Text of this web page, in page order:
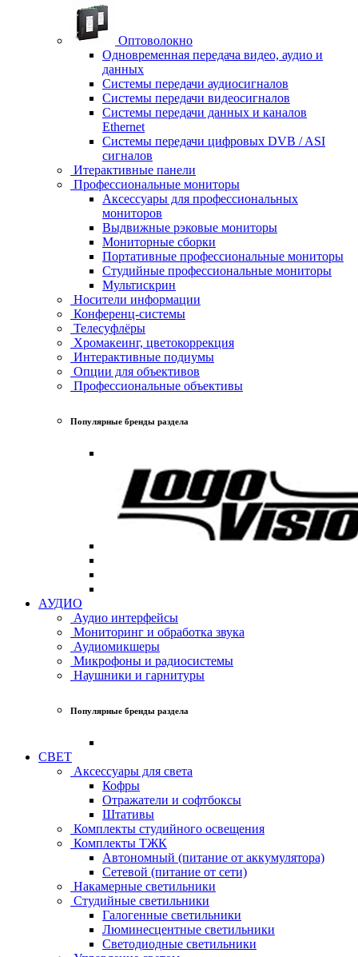
Оптоволокно
Одновременная передача видео, аудио и
данных
Системы передачи аудиосигналов
Системы передачи видеосигналов
Системы передачи данных и каналов
Ethernet
Системы передачи цифровых DVB / ASI
сигналов
Итерактивные панели
Профессиональные мониторы
Аксессуары для профессиональных
мониторов
Выдвижные рэковые мониторы
Мониторные сборки
Портативные профессиональные мониторы
Студийные профессиональные мониторы
Мультискрин
Носители информации
Конференц-системы
Телесуфлёры
Хромакеинг, цветокоррекция
Интерактивные подиумы
Опции для объективов
Профессиональные объективы
Популярные бренды раздела
АУДИО
Аудио интерфейсы
Мониторинг и обработка звука
Аудиомикшеры
Микрофоны и радиосистемы
Наушники и гарнитуры
Популярные бренды раздела
СВЕТ
Аксессуары для света
Кофры
Отражатели и софтбоксы
Штативы
Комплекты студийного освещения
Комплекты ТЖК
Автономный (питание от аккумулятора)
Сетевой (питание от сети)
Накамерные светильники
Студийные светильники
Галогенные светильники
Люминесцентные светильники
Светодиодные светильники